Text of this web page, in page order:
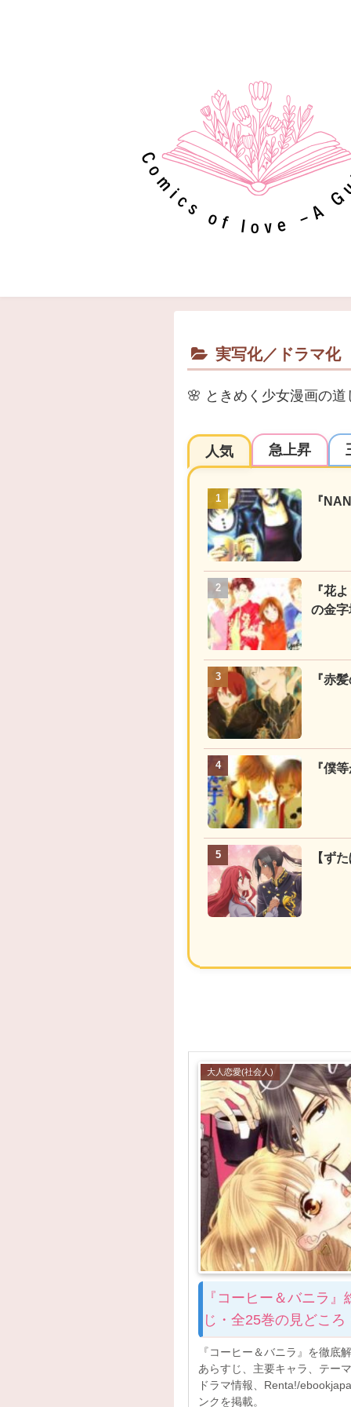
実写化／ドラマ化
🌸 ときめく少女漫画の道
人気 急上昇
『
『花
の金字
『赤
『僕
【ず
大人恋愛(社会人)
『コーヒー＆バニラ
じ・全25巻の見どころ
『コーヒー＆バニラ』を徹底
あらすじ、主要キャラ、テー
ドラマ情報、Renta!/
ンクを掲載。